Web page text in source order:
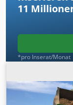
11
*pro Inserat/Monat